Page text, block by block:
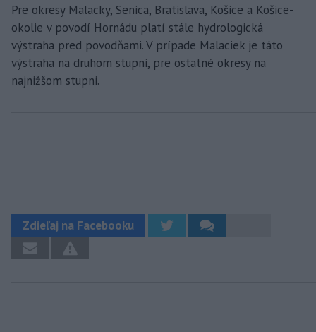
Pre okresy Malacky, Senica, Bratislava, Košice a Košice-
okolie v povodí Hornádu platí stále hydrologická
výstraha pred povodňami. V prípade Malaciek je táto
výstraha na druhom stupni, pre ostatné okresy na
najnižšom stupni.
Zdieľaj na Facebooku